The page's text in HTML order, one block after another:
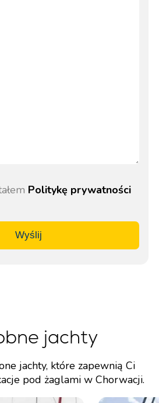
Politykę prywatności
Wyślij
jachty
jachty, które zapewnią Ci
pod żaglami w Chorwacji.